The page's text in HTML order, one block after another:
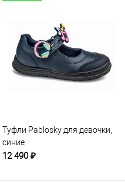
Туфли Pablosky для девочки,
синие
12 490 ₽